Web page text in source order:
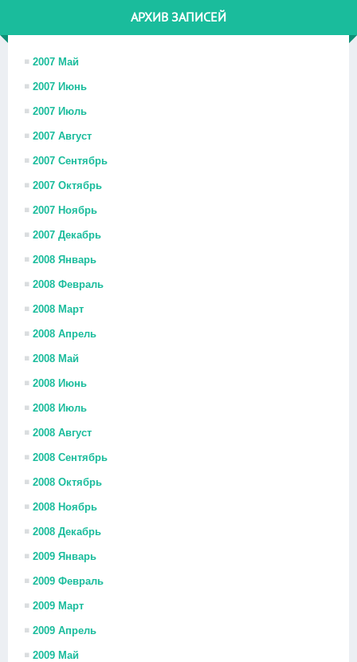
АРХИВ ЗАПИСЕЙ
2007 Май
2007 Июнь
2007 Июль
2007 Август
2007 Сентябрь
2007 Октябрь
2007 Ноябрь
2007 Декабрь
2008 Январь
2008 Февраль
2008 Март
2008 Апрель
2008 Май
2008 Июнь
2008 Июль
2008 Август
2008 Сентябрь
2008 Октябрь
2008 Ноябрь
2008 Декабрь
2009 Январь
2009 Февраль
2009 Март
2009 Апрель
2009 Май